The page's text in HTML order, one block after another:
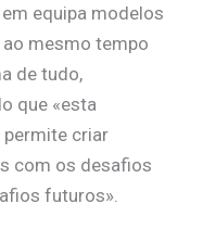
equipa modelos
mesmo tempo
de tudo,
que «esta
criar
com os desafios
futuros».